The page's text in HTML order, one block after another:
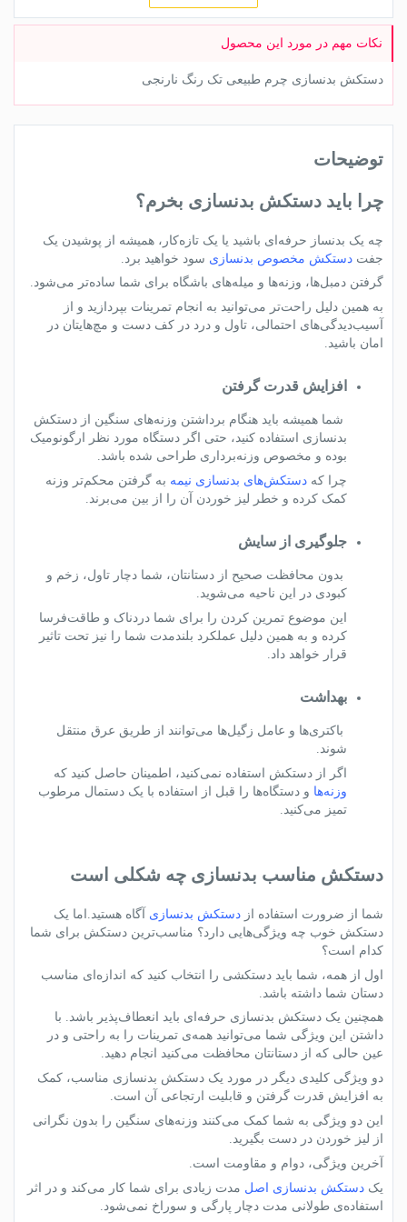
دستکش بدنسازی چرم طبیعی تک رنگ نارنجی
توضیحات
چرا باید دستکش بدنسازی بخرم؟
چه یک بدنساز حرفه‌ای باشید یا یک تازه‌کار، همیشه از پوشیدن یک
جفت دستکش مخصوص بدنسازی سود خواهید برد.
گرفتن دمبل‌ها، وزنه‌ها و میله‌های باشگاه برای شما ساده‌تر می‌شود.
به همین دلیل راحت‌تر می‌توانید به انجام تمرینات بپردازید و از
آسیب‌دیدگی‌های احتمالی، تاول و درد در کف دست‌ و مچ‌هایتان در
امان باشید.
افزایش قدرت گرفتن
شما همیشه باید هنگام برداشتن وزنه‌های سنگین از دستکش
بدنسازی استفاده کنید، حتی اگر دستگاه مورد نظر
ارگونومیک
بوده و مخصوص وزنه‌برداری طراحی شده باشد.
چرا که دستکش‌های بدنسازی نیمه به گرفتن محکم‌تر وزنه
کمک کرده و خطر لیز خوردن آن را از بین می‌برند.
جلوگیری از سایش
بدون محافظت صحیح از دستانتان، شما دچار تاول، زخم و
کبودی در این ناحیه‌ می‌شوید.
این موضوع تمرین کردن را برای شما دردناک و طاقت‌فرسا
کرده و به همین دلیل عملکرد بلندمدت شما را نیز تحت تاثیر
قرار خواهد داد.
بهداشت
باکتری‌ها و عامل زگیل‌ها می‌توانند از طریق عرق منتقل
شوند.
اگر از دستکش استفاده نمی‌کنید، اطمینان حاصل کنید که
وزنه‌ها و دستگاه‌ها را قبل از استفاده با یک دستمال مرطوب
تمیز می‌کنید.
دستکش مناسب بدنسازی چه شکلی است
شما از ضرورت استفاده از دستکش‌ بدنسازی آگاه هستید.اما یک
دستکش خوب چه ویژگی‌هایی دارد؟ مناسب‌ترین دستکش برای شما
کدام است؟
اول از همه، شما باید دستکشی را انتخاب کنید که اندازه‌ای مناسب
دستان شما داشته باشد.
همچنین یک دستکش بدنسازی حرفه‌ای باید انعطاف‌پذیر باشد. با
داشتن این ویژگی شما می‌توانید همه‌ی تمرینات را به راحتی و در
عین حالی که از دستانتان محافظت می‌کنید انجام دهید.
دو ویژگی کلیدی دیگر در مورد یک دستکش بدنسازی مناسب، کمک
به افزایش قدرت گرفتن و قابلیت ارتجاعی آن است.
این دو ویژگی به شما کمک می‌کنند وزنه‌های سنگین را بدون نگرانی
از لیز خوردن در دست بگیرید.
آخرین ویژگی، دوام و مقاومت است.
یک دستکش بدنسازی اصل مدت زیادی برای شما کار می‌کند و در اثر
استفاده‌ی طولانی مدت دچار پارگی و سوراخ نمی‌شود.